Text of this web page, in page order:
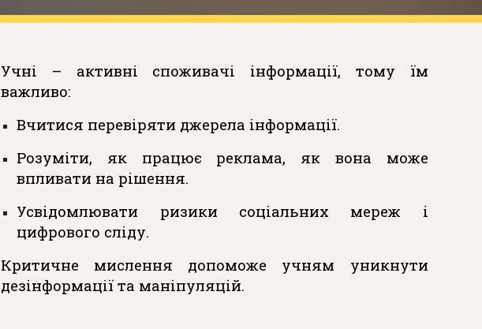
Учні – активні споживачі інформації, тому їм
важливо:
Вчитися перевіряти джерела інформації.
Розуміти, як працює реклама, як вона може
впливати на рішення.
Усвідомлювати ризики соціальних мереж і
цифрового сліду.
Критичне мислення допоможе учням уникнути
дезінформації та маніпуляцій.